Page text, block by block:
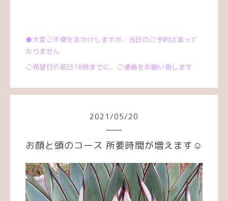
●大変ご不便をおかけしますが、当日のご予約は承って
おりません
ご希望日の前日 18時までに、ご連絡をお願い致します
2021 /05/20
お顔と頭のコース 所要時間が増えます☺︎